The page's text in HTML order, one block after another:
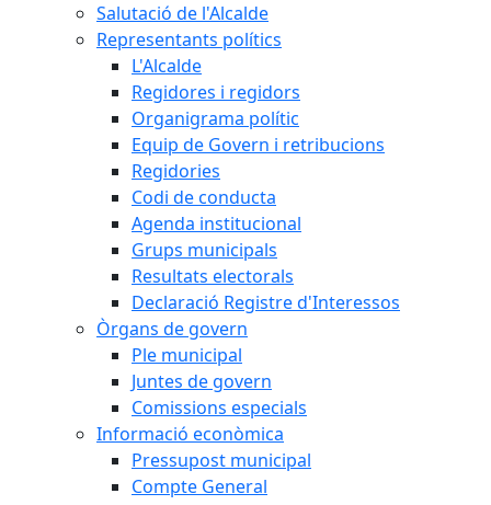
Salutació de l'Alcalde
Representants polítics
L'Alcalde
Regidores i regidors
Organigrama polític
Equip de Govern i retribucions
Regidories
Codi de conducta
Agenda institucional
Grups municipals
Resultats electorals
Declaració Registre d'Interessos
Òrgans de govern
Ple municipal
Juntes de govern
Comissions especials
Informació econòmica
Pressupost municipal
Compte General